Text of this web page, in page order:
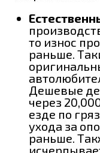
то износ
раньше.
Дешевые
через
езде по
ухода за
раньше.